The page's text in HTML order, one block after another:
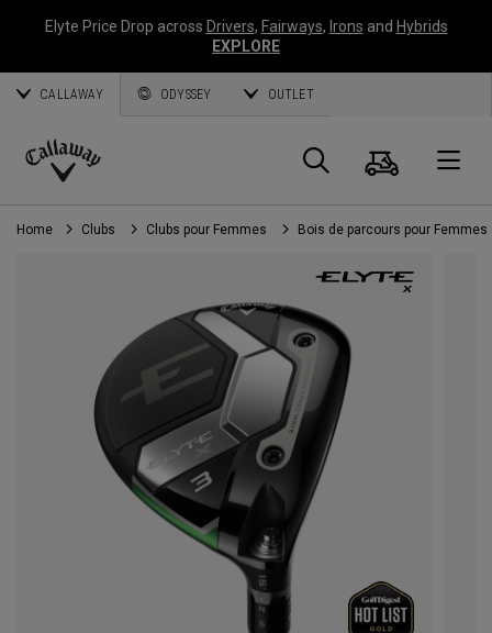
Elyte Price Drop across Drivers, Fairways, Irons and Hybrids
EXPLORE
CALLAWAY ODYSSEY OUTLET
Callaway
Golf
Panier
Home Clubs Clubs pour Femmes Bois de parcours pour Femmes